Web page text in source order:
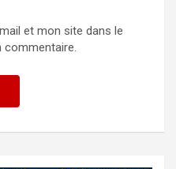
et mon site dans le
commentaire.